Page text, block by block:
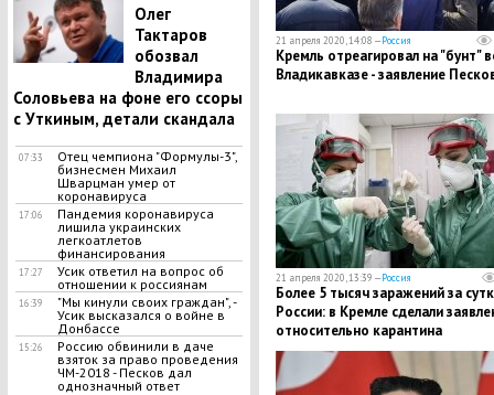
Олег
Тактаров
обозвал
Владимира
Соловьева на фоне его ссоры
с Уткиным, детали скандала
07:33
Отец чемпиона "Формулы-3",
бизнесмен Михаил
Шварцман умер от
коронавируса
17:06
Пандемия коронавируса
лишила украинских
легкоатлетов
финансирования
17:27
Усик ответил на вопрос об
отношении к россиянам
16:39
"Мы кинули своих граждан", -
Усик высказался о войне в
Донбассе
15:26
Россию обвинили в даче
взяток за право проведения
ЧМ-2018 - Песков дал
однозначный ответ
21 апреля 2020, 14:08 —Россия
​Кремль отреагировал на "бунт"
Владикавказе - заявление
21 апреля 2020, 13:39 —Россия
​Более 5 тысяч заражений за
России: в Кремле сделали
относительно карантина